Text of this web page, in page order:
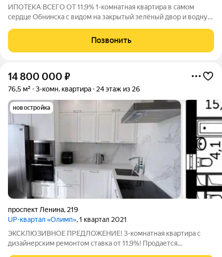
ИПОТЕКА ВСЕГО ОТ 11,9% 1-комнатная квартира в самом
сердце Обнинска с видом на закрытый зелёный двор и водную
класса "Циолковский". Отлично подходит как для
собственного проживания, так и в
Позвонить
14 800 000 ₽
76,5 м² 3-комн. квартира 24 этаж из 26
новостройка
проспект Ленина, 219
UP-квартал «Олимп», 1 квартал 2021
ЭКСКЛЮЗИВНОЕ ПРЕДЛОЖЕНИЕ! 3-комнатная квартира с
дизайнерским ремонтом ставка от 11,9%! Продается